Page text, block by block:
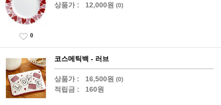
상품가 : 12,000원 (0)
0
코스메틱백 - 러브
상품가 : 16,500원 (0)
적립금 : 160원